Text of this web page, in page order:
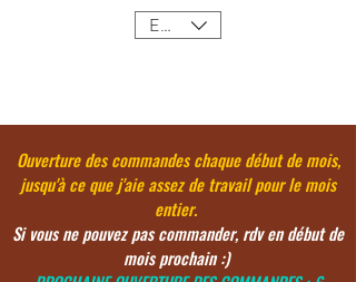
EUR (€)
Ouverture des commandes chaque début de mois,
jusqu'à ceque j'aie assez de travail pour le mois
entier.
Si vous ne pouvez pas commander, rdv en début de
mois prochain :)